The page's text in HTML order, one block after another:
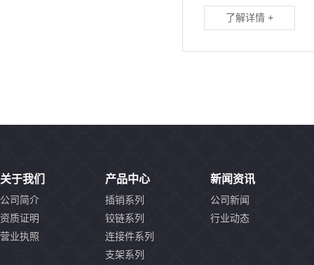
了解详情 +
关于我们
公司简介
资质证明
营业执照
产品中心
插销系列
铰链系列
连接件系列
支架系列
新闻资讯
公司新闻
行业动态